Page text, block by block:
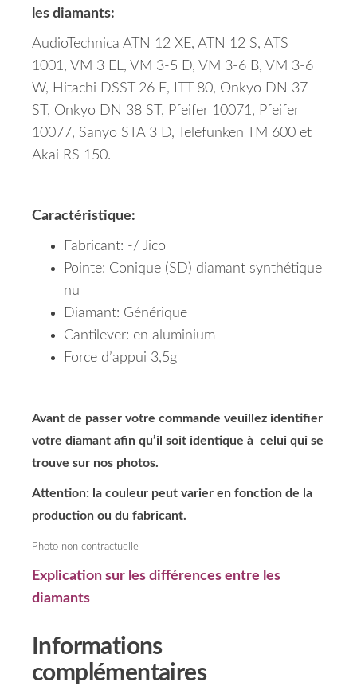
les diamants:
AudioTechnica ATN 12 XE, ATN 12 S, ATS
1001, VM 3 EL, VM 3-5 D, VM 3-6 B, VM 3-6
W, Hitachi DSST 26 E, ITT 80, Onkyo DN 37
ST, Onkyo DN 38 ST, Pfeifer 10071, Pfeifer
10077, Sanyo STA 3 D, Telefunken TM 600 et
Akai RS 150.
Caractéristique:
Fabricant: -/ Jico
Pointe: Conique (SD) diamant synthétique
nu
Diamant: Générique
Cantilever: en aluminium
Force d’appui 3,5g
Avant de passer votre commande veuillez identifier
votre diamant afin qu’il soit identique à celui qui se
trouve sur nos photos.
Attention: la couleur peut varier en fonction de la
production ou du fabricant.
Photo non contractuelle
Explication sur les différences entre les
diamants
Informations
complémentaires